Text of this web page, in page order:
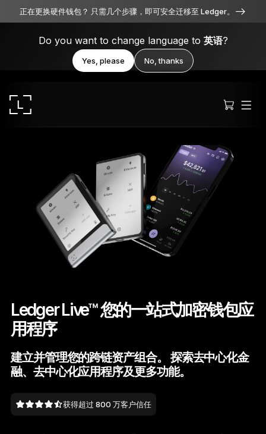
正在更换硬件钱包？ 只需几个步骤，即可安全迁移至 Ledger。
Do you want to change language to 英语?
Yes, please No, thanks
Ledger Stax
全方位卓越品质
Ledger Flex
Ledger NanoGen5
Ledger Nano经典款
Ledger Live™ 您的一站式加密钱包应
用程序
建立并管理您的跨链资产组合。 探索去中心化金
融、去中心化应用程序及更多功能。
获得超过 800 万客户信任